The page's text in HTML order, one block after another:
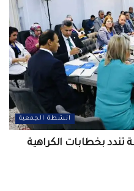
انشطة الجمعية
بخطابات الكراهية